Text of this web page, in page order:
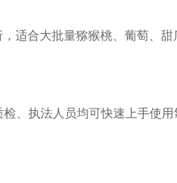
适合大批量猕猴桃、葡萄、甜
、执法人员均可快速上手使用